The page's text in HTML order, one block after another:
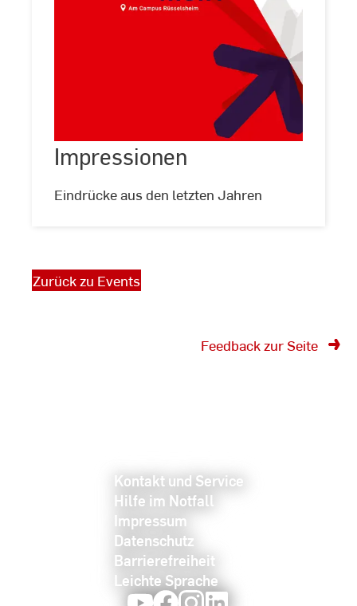
©Hochschule
RheinMain
Impressionen
Eindrücke aus den letzten Jahren
Impressionen
Zurück zu Events
Feedback zur Seite
Kontakt und Service
Hilfe im Notfall
Impressum
Datenschutz
Barrierefreiheit
Leichte Sprache
YoutubeFacebookInstagram